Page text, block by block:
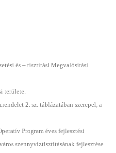
és – tisztítási Megvalósítási
területe.
2. sz. táblázatában szerepel, a
Program éves fejlesztési
szennyvíztisztításának fejlesztése